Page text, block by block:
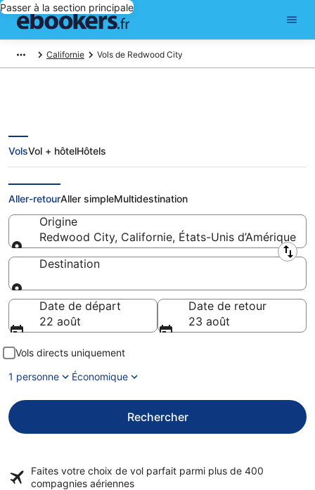
Passer à la section principale
Californie Vols de Redwood City
Vols pas cher au départ de
Redwood City
VolsVol + hôtelHôtels
Aller-retourAller simpleMultidestination
Origine
Redwood City, Californie, États-Unis d’Amérique
Origine
Destination
Destination
Date de départ
22 août
Date de retour
23 août
Vols directs uniquement
1 personne
Économique
Rechercher
Faites votre choix de vol parfait parmi plus de 400
compagnies aériennes